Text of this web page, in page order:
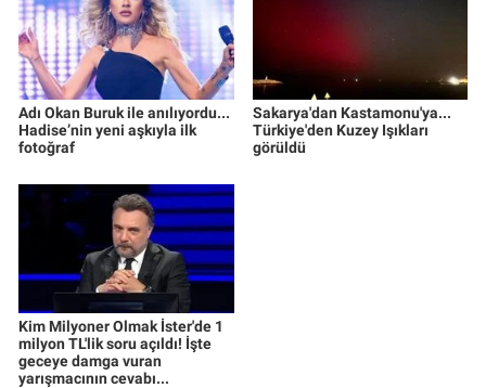
Adı Okan Buruk ile anılıyordu...
Hadise’nin yeni aşkıyla ilk
fotoğraf
Sakarya'dan Kastamonu'ya...
Türkiye'den Kuzey Işıkları
görüldü
Kim Milyoner Olmak İster'de 1
milyon TL'lik soru açıldı! İşte
geceye damga vuran
yarışmacının cevabı...